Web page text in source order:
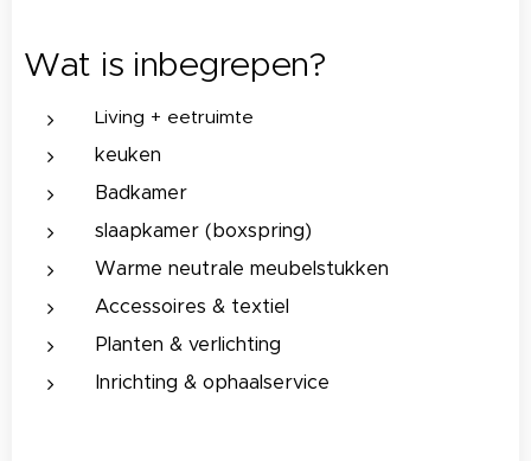
Wat is inbegrepen?
Living + eetruimte
keuken
Badkamer
slaapkamer (boxspring)
Warme neutrale meubelstukken
Accessoires & textiel
Planten & verlichting
Inrichting & ophaalservice